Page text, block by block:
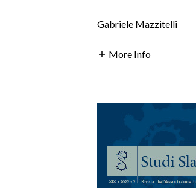
Gabriele Mazzitelli
More Info